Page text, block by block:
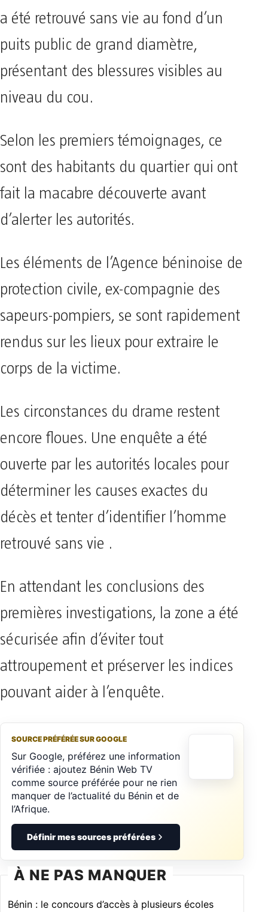
a été retrouvé sans vie au fond d’un
puits public de grand diamètre,
présentant des blessures visibles au
niveau du cou.
Selon les premiers témoignages, ce
sont des habitants du quartier qui ont
fait la macabre découverte avant
d’alerter les autorités.
Les éléments de l’Agence béninoise de
protection civile, ex-compagnie des
sapeurs-pompiers, se sont rapidement
rendus sur les lieux pour extraire le
corps de la victime.
Les circonstances du drame restent
encore floues. Une enquête a été
ouverte par les autorités locales pour
déterminer les causes exactes du
décès et tenter d’identifier l’homme
retrouvé sans vie .
En attendant les conclusions des
premières investigations, la zone a été
sécurisée afin d’éviter tout
attroupement et préserver les indices
pouvant aider à l’enquête.
SOURCE PRÉFÉRÉE SUR GOOGLE
Sur Google, préférez une information
vérifiée : ajoutez Bénin Web TV
comme source préférée pour ne rien
manquer de l’actualité du Bénin et de
l’Afrique.
Définir mes sources préférées
À NE PAS MANQUER
Bénin : le concours d’accès à plusieurs écoles